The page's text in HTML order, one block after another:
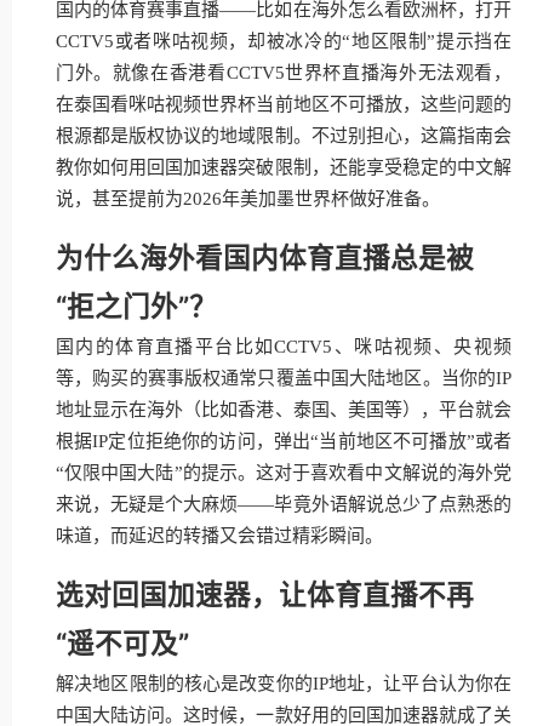
国内的体育赛事直播——比如在海外怎么看欧洲杯，打开
CCTV5或者咪咕视频，却被冰冷的“地区限制”提示挡在
门外。就像在香港看CCTV5世界杯直播海外无法观看，
在泰国看咪咕视频世界杯当前地区不可播放，这些问题的
根源都是版权协议的地域限制。不过别担心，这篇指南会
教你如何用回国加速器突破限制，还能享受稳定的中文解
说，甚至提前为2026年美加墨世界杯做好准备。
为什么海外看国内体育直播总是被
“拒之门外”？
国内的体育直播平台比如CCTV5、咪咕视频、央视频
等，购买的赛事版权通常只覆盖中国大陆地区。当你的IP
地址显示在海外（比如香港、泰国、美国等），平台就会
根据IP定位拒绝你的访问，弹出“当前地区不可播放”或者
“仅限中国大陆”的提示。这对于喜欢看中文解说的海外党
来说，无疑是个大麻烦——毕竟外语解说总少了点熟悉的
味道，而延迟的转播又会错过精彩瞬间。
选对回国加速器，让体育直播不再
“遥不可及”
解决地区限制的核心是改变你的IP地址，让平台认为你在
中国大陆访问。这时候，一款好用的回国加速器就成了关